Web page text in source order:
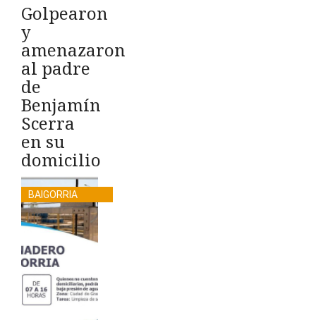
Golpearon
y
amenazaron
al padre
de
Benjamín
Scerra
en su
domicilio
BAIGORRIA